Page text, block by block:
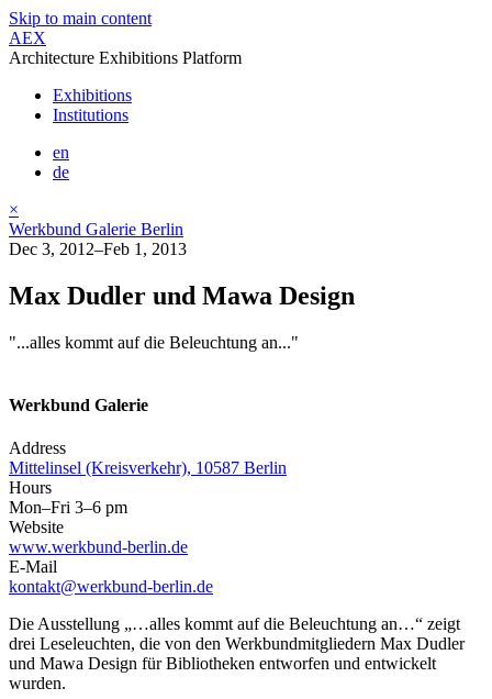
Skip to main content
AEX
Architecture Exhibitions Platform
Exhibitions
Institutions
en
de
×
Werkbund Galerie Berlin
Dec 3, 2012–Feb 1, 2013
Max Dudler und Mawa Design
"...alles kommt auf die Beleuchtung an..."
Werkbund Galerie
Address
Mittelinsel (Kreisverkehr), 10587 Berlin
Hours
Mon–Fri 3–6 pm
Website
www.werkbund-berlin.de
E-Mail
kontakt@werkbund-berlin.de
Die Ausstellung „…alles kommt auf die Beleuchtung an…“ zeigt
drei Leseleuchten, die von den Werkbundmitgliedern Max Dudler
und Mawa Design für Bibliotheken entworfen und entwickelt
wurden.